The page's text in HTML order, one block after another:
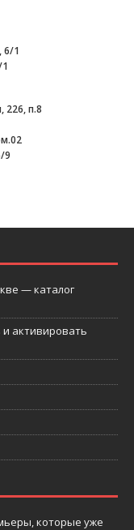
6/1
226, п.8
9
— каталог
активировать
которые уже